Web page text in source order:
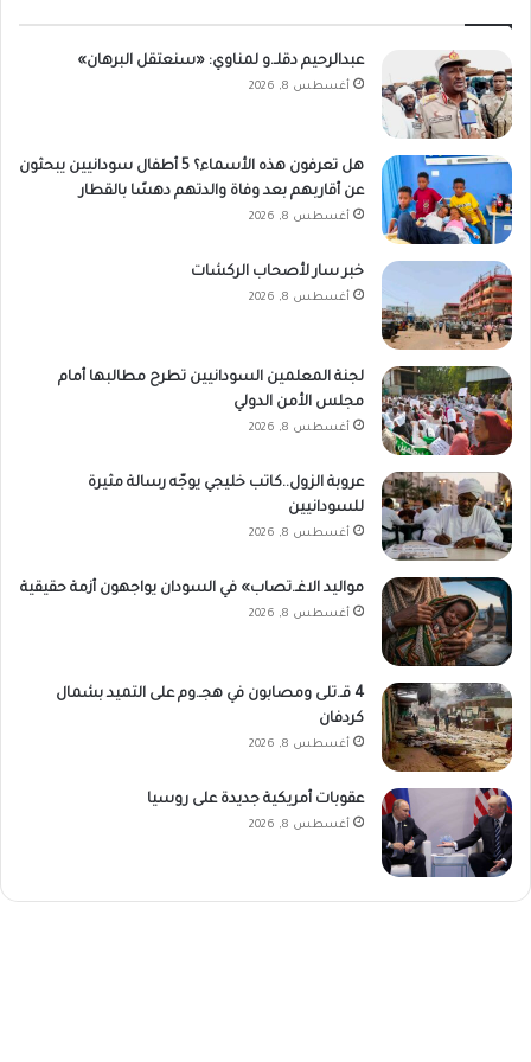
عبدالرحيم دقلـ.و لمناوي: «سنعتقل البرهان»
أغسطس 8, 2026
هل تعرفون هذه الأسماء؟ 5 أطفال سودانيين يبحثون
عن أقاربهم بعد وفاة والدتهم دهسًا بالقطار
أغسطس 8, 2026
خبر سار لأصحاب الركشات
أغسطس 8, 2026
لجنة المعلمين السودانيين تطرح مطالبها أمام
مجلس الأمن الدولي
أغسطس 8, 2026
عروبة الزول..كاتب خليجي يوجّه رسالة مثيرة
للسودانيين
أغسطس 8, 2026
مواليد الاغـ.تصاب» في السودان يواجهون أزمة حقيقية
أغسطس 8, 2026
4 قـ.تلى ومصابون في هجـ.وم على التميد بشمال
كردفان
أغسطس 8, 2026
عقوبات أمريكية جديدة على روسيا
أغسطس 8, 2026